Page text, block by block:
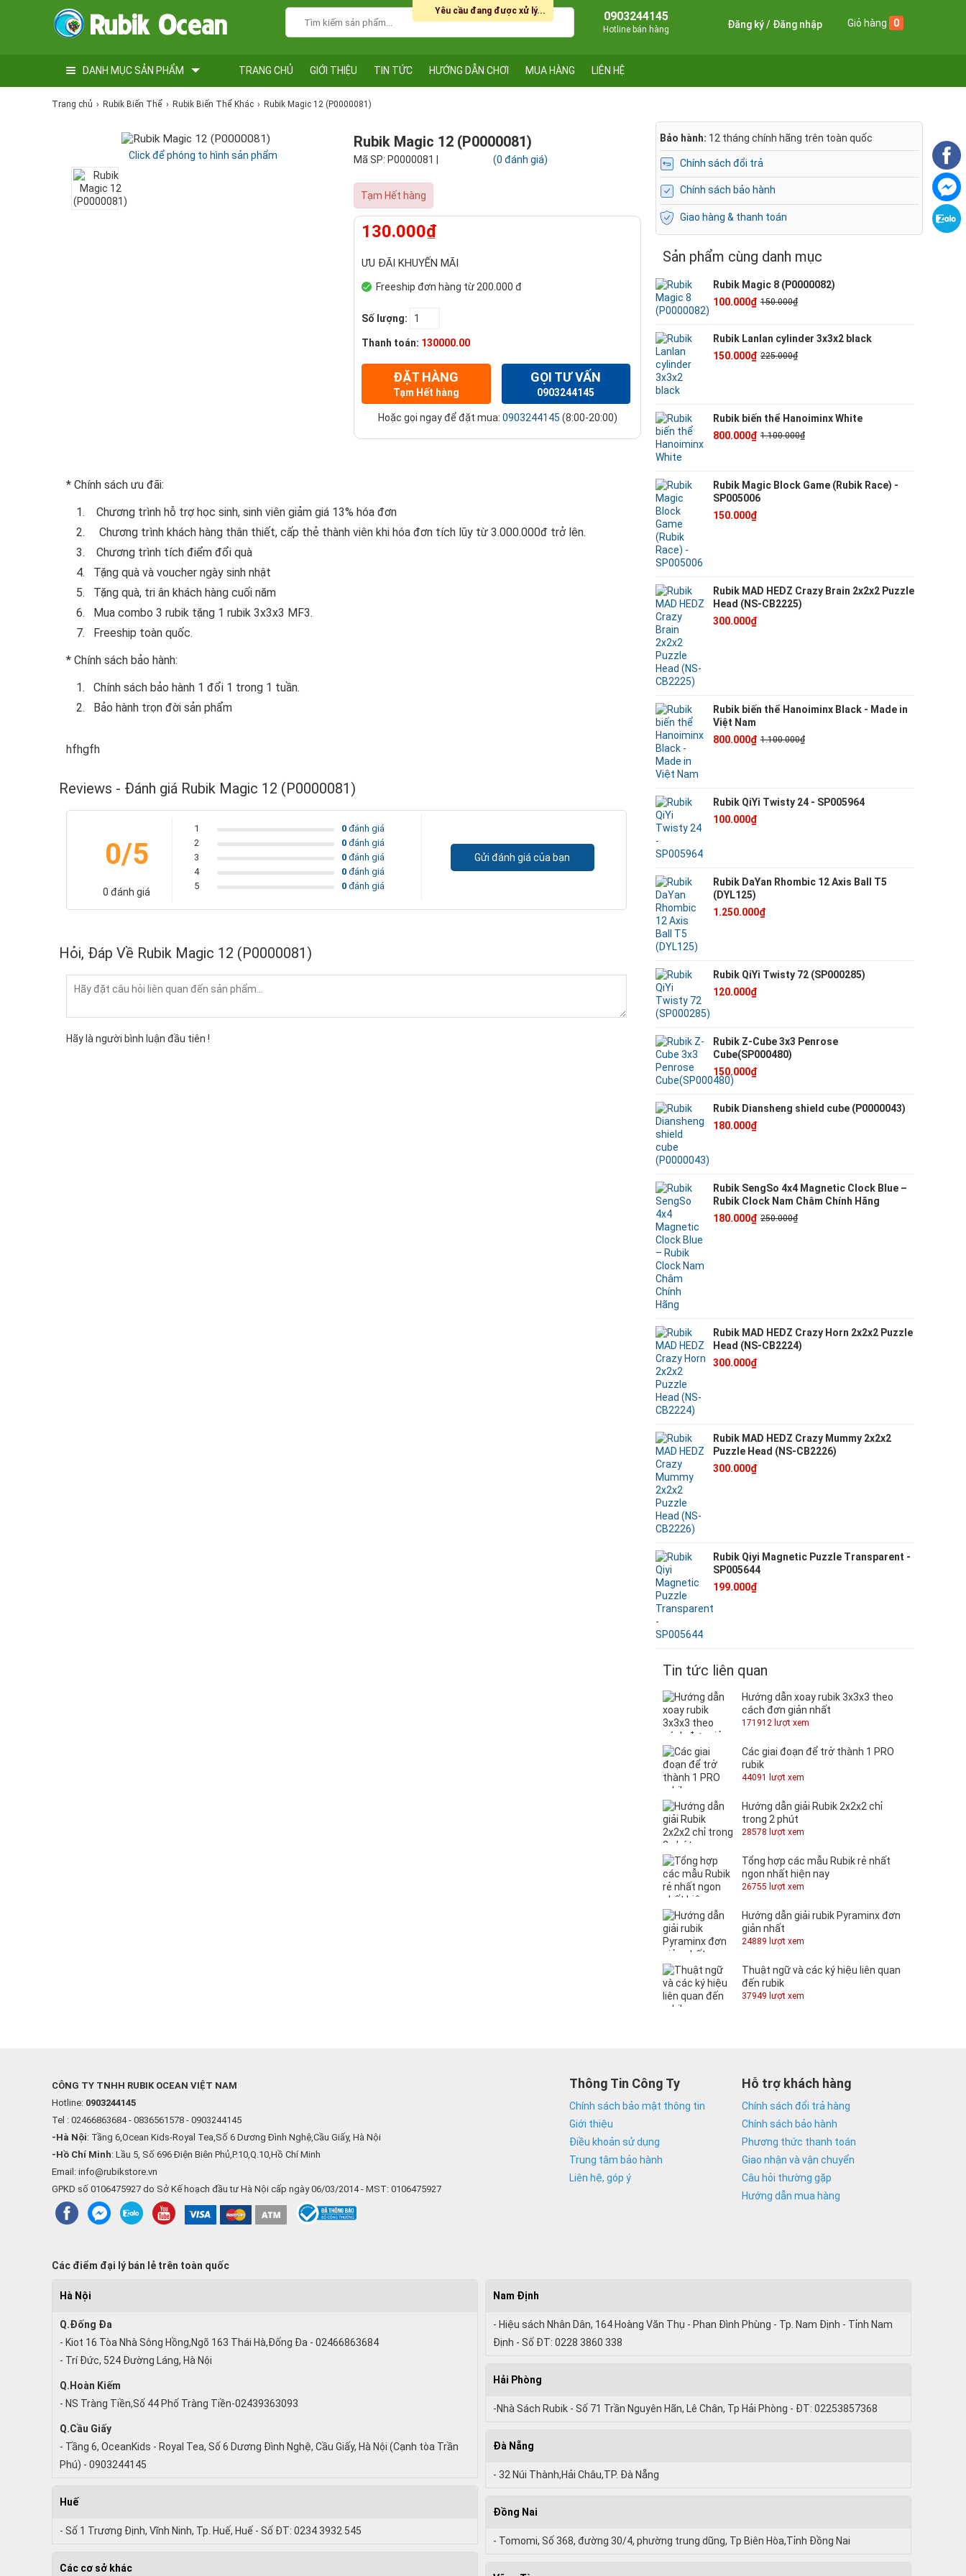
0903244145
Hotline bán hàng Đăng ký Đăng nhập Giỏ hàng 0
DANH MỤC SẢN PHẨM TRANG CHỦ GIỚI THIỆU TIN TỨC HƯỚNG DẪN CHƠI MUA HÀNG LIÊN HỆ
Trang chủ Rubik Biến Thể Rubik Biến Thể Khác Rubik Magic 12 (P0000081)
Click để phóng to hình sản phẩm
Rubik Magic 12 (P0000081)
Mã SP: P0000081 | (0 đánh giá)
Tạm Hết hàng
130.000₫
ƯU ĐÃI KHUYẾN MÃI
Freeship đơn hàng từ 200.000 đ
Số lượng:
Thanh toán: 130000.00
ĐẶT HÀNG
Tạm Hết hàng
GỌI TƯ VẤN
0903244145
Hoặc gọi ngay để đặt mua: 0903244145 (8:00-20:00)
* Chính sách ưu đãi:
Chương trình hỗ trợ học sinh, sinh viên giảm giá 13% hóa đơn
Chương trình khách hàng thân thiết, cấp thẻ thành viên khi hóa đơn tích lũy từ 3.000.000đ trở lên.
Chương trình tích điểm đổi quà
Tặng quà và voucher ngày sinh nhật
Tặng quà, tri ân khách hàng cuối năm
Mua combo 3 rubik tặng 1 rubik 3x3x3 MF3.
Freeship toàn quốc.
* Chính sách bảo hành:
Chính sách bảo hành 1 đổi 1 trong 1 tuần.
Bảo hành trọn đời sản phẩm
hfhgfh
Reviews - Đánh giá Rubik Magic 12 (P0000081)
0/5
0 đánh giá
1 0đánh giá
2
0đánh giá
3
0đánh giá
4
0đánh giá
5
0đánh giá
Gửi đánh giá của bạn
Hỏi, Đáp Về Rubik Magic 12 (P0000081)
Hãy là người bình luận đầu tiên !
Bảo hành: 12 tháng chính hãng trên toàn quốc
Chính sách đổi trả
Chính sách bảo hành
Giao hàng & thanh toán
Sản phẩm cùng danh mục
Rubik Magic 8 (P0000082)
100.000₫ 150.000₫
Rubik Lanlan cylinder 3x3x2 black
150.000₫ 225.000₫
Rubik biến thể Hanoiminx White
800.000₫ 1.100.000₫
Rubik Magic Block Game (Rubik Race) -
SP005006
150.000₫
Rubik MAD HEDZ Crazy Brain 2x2x2 Puzzle
Head (NS-CB2225)
300.000₫
Rubik biến thể Hanoiminx Black - Made in
Việt Nam
800.000₫ 1.100.000₫
Rubik QiYi Twisty 24 - SP005964
100.000₫
Rubik DaYan Rhombic 12 Axis Ball T5
(DYL125)
1.250.000₫
Rubik QiYi Twisty 72 (SP000285)
120.000₫
Rubik Z-Cube 3x3 Penrose
Cube(SP000480)
150.000₫
Rubik Diansheng shield cube (P0000043)
180.000₫
Rubik SengSo 4x4 Magnetic Clock Blue –
Rubik Clock Nam Châm Chính Hãng
180.000₫ 250.000₫
Rubik MAD HEDZ Crazy Horn 2x2x2 Puzzle
Head (NS-CB2224)
300.000₫
Rubik MAD HEDZ Crazy Mummy 2x2x2
Puzzle Head (NS-CB2226)
300.000₫
Rubik Qiyi Magnetic Puzzle Transparent -
SP005644
199.000₫
Tin tức liên quan
Hướng dẫn xoay rubik 3x3x3 theo
cách đơn giản nhất
171912 lượt xem
Các giai đoạn để trở thành 1 PRO
rubik
44091 lượt xem
Hướng dẫn giải Rubik 2x2x2 chỉ
trong 2 phút
28578 lượt xem
Tổng hợp các mẫu Rubik rẻ nhất
ngon nhất hiện nay
26755 lượt xem
Hướng dẫn giải rubik Pyraminx đơn
giản nhất
24889 lượt xem
Thuật ngữ và các ký hiệu liên quan
đến rubik
37949 lượt xem
CÔNG TY TNHH RUBIK OCEAN VIỆT NAM
Hotline: 0903244145
Tel : 02466863684 - 0836561578 - 0903244145
-Hà Nội: Tầng 6,Ocean Kids-Royal Tea,Số 6 Dương Đình Nghệ,Cầu Giấy, Hà Nội
-Hồ Chí Minh: Lầu 5, Số 696 Điện Biên Phủ,P.10,Q.10,Hồ Chí Minh
Email: info@rubikstore.vn
GPKD số 0106475927 do Sở Kế hoạch đầu tư Hà Nội cấp ngày 06/03/2014 - MST: 0106475927
Thông Tin Công Ty
Chính sách bảo mật thông tin
Giới thiệu
Điều khoản sử dụng
Trung tâm bảo hành
Liên hệ, góp ý
Hỗ trợ khách hàng
Chính sách đổi trả hàng
Chính sách bảo hành
Phương thức thanh toán
Giao nhận và vận chuyển
Câu hỏi thường gặp
Hướng dẫn mua hàng
Các điểm đại lý bán lẻ trên toàn quốc
Hà Nội
Q.Đống Đa
- Kiot 16 Tòa Nhà Sông Hồng,Ngõ 163 Thái Hà,Đống Đa - 02466863684
- Trí Đức, 524 Đường Láng, Hà Nội
Q.Hoàn Kiếm
- NS Tràng Tiền,Số 44 Phố Tràng Tiền-02439363093
Q.Cầu Giấy
- Tầng 6, OceanKids - Royal Tea, Số 6 Dương Đình Nghệ, Cầu Giấy, Hà Nội (Cạnh tòa Trần
Phú) - 0903244145
Huế
- Số 1 Trương Định, Vĩnh Ninh, Tp. Huế, Huế - Số ĐT: 0234 3932 545
Các cơ sở khác
Nam Định
- Hiệu sách Nhân Dân, 164 Hoàng Văn Thụ - Phan Đình Phùng - Tp. Nam Định - Tỉnh Nam
Định - Số ĐT: 0228 3860 338
Hải Phòng
-Nhà Sách Rubik - Số 71 Trần Nguyên Hãn, Lê Chân, Tp Hải Phòng - ĐT: 02253857368
Đà Nẵng
- 32 Núi Thành,Hải Châu,TP. Đà Nẵng
Đồng Nai
- Tomomi, Số 368, đường 30/4, phường trung dũng, Tp Biên Hòa,Tỉnh Đồng Nai
Yêu cầu đang được xử lý...